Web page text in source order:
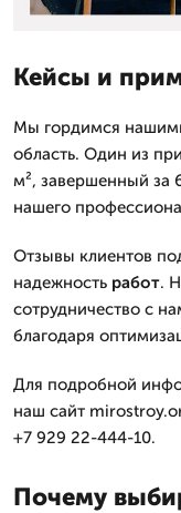
Кейсы и
Мы гордимся
область. Один из
м², завершенный за
нашего
Отзывы клиентов
надежность работ.
сотрудничество с
благодаря
Для подробной
наш сайт
+7 929 22-444-10.
Почему